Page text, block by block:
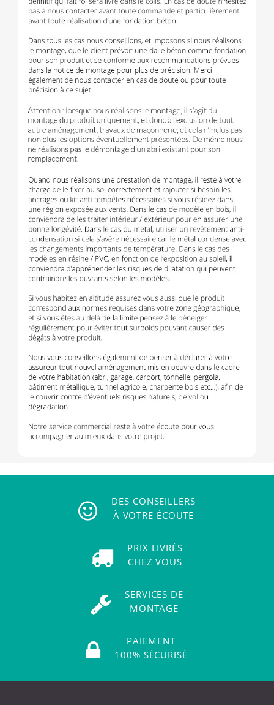
DES CONSEILLERS
À VOTRE ÉCOUTE
PRIX LIVRÉS
CHEZ VOUS
SERVICES DE
MONTAGE
PAIEMENT
100% SÉCURISÉ